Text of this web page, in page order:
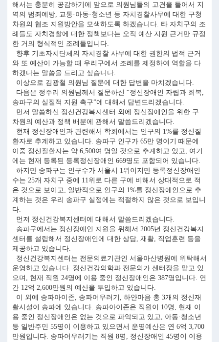
해서는 충분히 공감하기에 앞으로 의원님들의 고견을 들어서 지
역의 범죄예방, 교통·아동·청소년 등 자치경찰사무에 대한 구청
차원의 협조 지원방안을 모색하도록 하겠습니다. 타 자치구의 조
례들도 자치경찰에 대한 정책보다는 오직 예산 지원 근거만 규정
한 거의 형식적인 조례들입니다.
향후 기초자치단체의 자치경찰 사무에 대한 권한의 법적 근거
와 또 예산이 가능할 때 우리구에서 조례를 제정하여 역할을 다
하겠다는 말씀을 드리고 싶습니다.
이상으로 김광철 의원님 질문에 대한 답변을 마치겠습니다.
다음은 정주리 의원님께서 질문하신 “정신장애인 자립과 회복,
송파구의 실질적 지원 촉구”에 대해서 답변드리겠습니다.
먼저 말씀하신 정신건강복지센터 외에 정신장애인을 위한 구
차원의 예산과 정책 배분에 관해서 말씀드리겠습니다.
현재 정신장애인과 관련해서 학회에서는 인구의 1%를 정신질
환자로 추계하고 있습니다. 송파구 인구가 65만 명이기 때문에
이중 정신질환자는 약 6,500여 명일 것으로 추계하고 있고, 여기
에는 현재 등록된 등록정신장애인 669명도 포함되어 있습니다.
하지만 송파구는 인구수가 서울시 1위이지만 등록정신장애인
수는 25개 자치구 중에 11위로 다른 구에 비해서 상대적으로 적
은 것으로 보이고, 일반적으로 인구의 1%를 정신장애인으로 추
계하는 것은 우리 송파구 실정에는 적절하지 않은 것으로 보입니
다.
먼저 정신건강복지센터에 대해서 말씀드리겠습니다.
송파구에서는 정신장애인 지원을 위해서 2005년 정신건강복지
센터를 설립해서 정신장애인에 대한 상담, 재활, 직업훈련 등을
제공하고 있습니다.
정신건강복지센터는 전문의료기관인 서울아산병원에 위탁해서
운영하고 있습니다. 정신건강의학과 전문의가 센터장을 맡고 있
으며, 현재 직원 24명에 이용 중인 정신장애인은 387명입니다. 연
간 12억 2,600만원의 예산을 투입하고 있습니다.
이 외에 송파아이존, 송파어우러기, 하얀마음 총 3개의 정신재
활시설이 송파에 있습니다. 송파아이존은 직원이 10명, 현재 이
용 중인 정신장애인은 없는 것으로 파악되고 있고, 아동·청소년
등 일반주민 55명이 이용하고 있으면서 운영예산은 연 6억 3,700
만원입니다. 송파어우러기는 직원 8명, 정신장애인 45명이 이용